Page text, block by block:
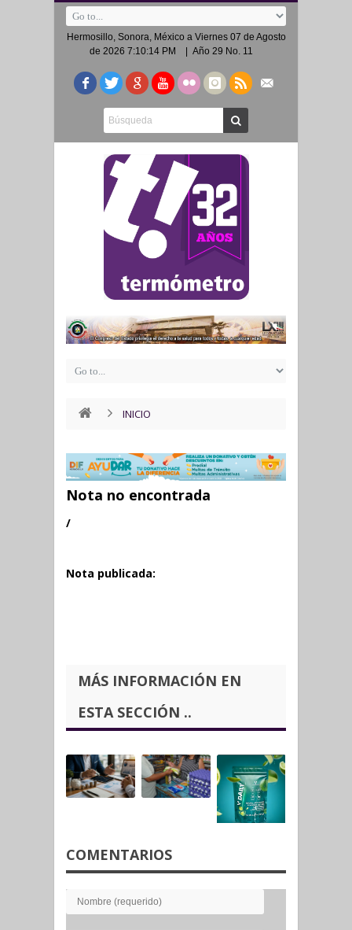
Hermosillo, Sonora, México a Viernes 07 de Agosto
de 2026 7:10:14 PM
| Año 29 No. 11
INICIO
Nota no encontrada
/
Nota publicada:
MÁS INFORMACIÓN EN
ESTA SECCIÓN ..
COMENTARIOS